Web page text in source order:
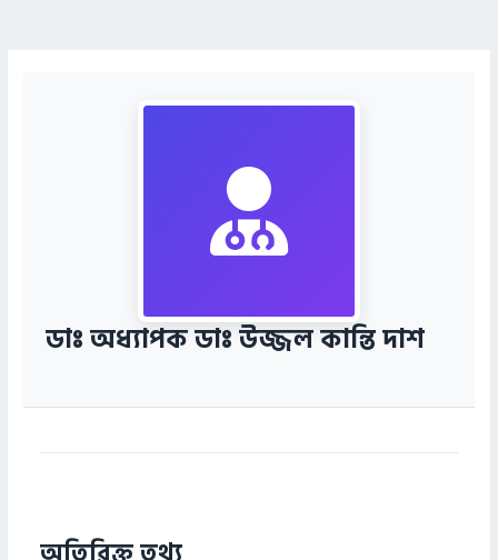
ডাঃ অধ্যাপক ডাঃ উজ্জল কান্তি দাশ